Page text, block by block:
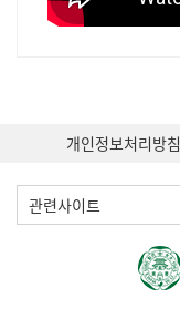
개인정보처리방침
관련사이트